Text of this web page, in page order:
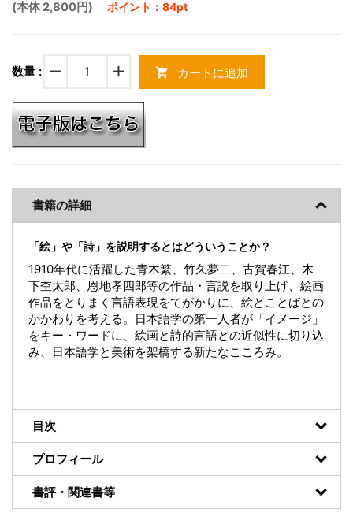
(本体 2,800円) ポイント：84pt
数量 : remove add shopping_cart カートに追加
書籍の詳細
「絵」や「詩」を説明するとはどういうことか？
1910年代に活躍した青木繁、竹久夢二、古賀春江、木
下杢太郎、恩地孝四郎等の作品・言説を取り上げ、絵画
作品をとりまく言語表現をてがかりに、絵とことばとの
かかわりを考える。日本語学の第一人者が「イメージ」
をキー・ワードに、絵画と詩的言語との近似性に切り込
み、日本語学と美術を架橋する新たなこころみ。
目次
プロフィール
書評・関連書等